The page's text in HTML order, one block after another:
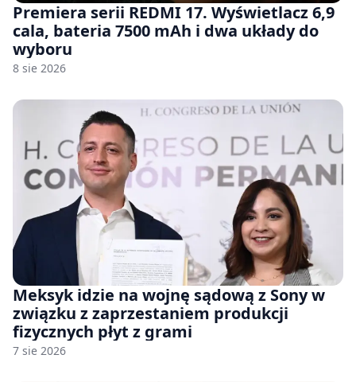
Premiera serii REDMI 17. Wyświetlacz 6,9
cala, bateria 7500 mAh i dwa układy do
wyboru
8 sie 2026
Meksyk idzie na wojnę sądową z Sony w
związku z zaprzestaniem produkcji
fizycznych płyt z grami
7 sie 2026